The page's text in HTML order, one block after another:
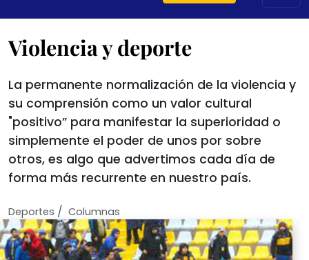
Violencia y deporte
La permanente normalización de la violencia y
su comprensión como un valor cultural
"positivo” para manifestar la superioridad o
simplemente el poder de unos por sobre
otros, es algo que advertimos cada día de
forma más recurrente en nuestro país.
Deportes / Columnas